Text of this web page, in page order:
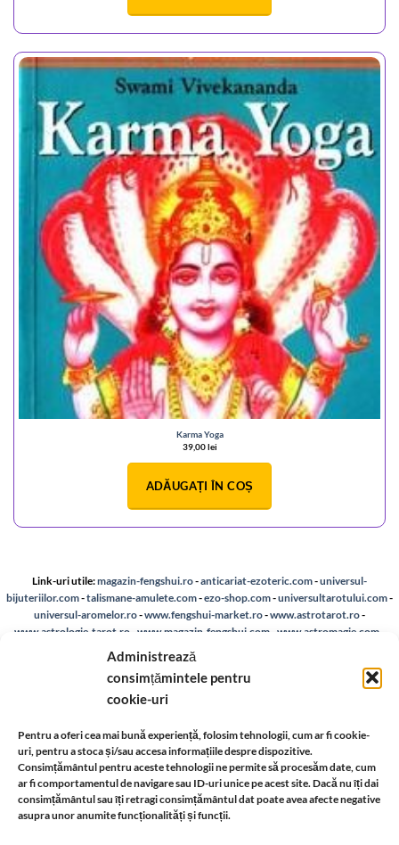
Administrează
consimțămintele pentru
cookie-uri
Pentru a oferi cea mai bună experiență, folosim tehnologii, cum ar fi cookie-
uri, pentru a stoca și/sau accesa informațiile despre dispozitive.
Consimțământul pentru aceste tehnologii ne permite să procesăm date, cum
ar fi comportamentul de navigare sau ID-uri unice pe acest site. Dacă nu îți dai
consimțământul sau îți retragi consimțământul dat poate avea afecte negative
asupra unor anumite funcționalități și funcții.
Karma Yoga
39,00lei
ADĂUGAȚI ÎN COȘ
Link-uri utile:magazin-fengshui.ro-anticariat-ezoteric.com-universul-
bijuteriilor.com-talismane-amulete.com-ezo-shop.com-universultarotului.com-
universul-aromelor.ro-www.fengshui-market.ro-www.astrotarot.ro-
www.astrologie-tarot.ro www.magazin-fengshui.com www.astromagie.com
hologenetic Brașov-
A.N.P.C.-Bio-reteaua astromagie
Livrare si plata-Politica de rezolvare a reclamatiilor-Reciclare
Identificare firma-Retragere din contract